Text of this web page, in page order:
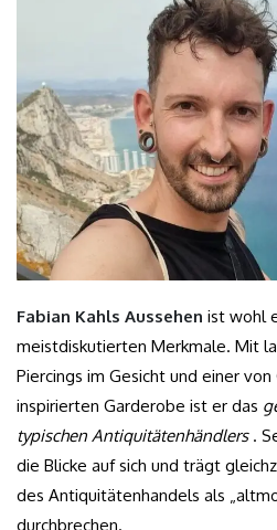
Fabian Kahls Aussehen ist wohl
meistdiskutierten Merkmale. Mit
Piercings im Gesicht und einer
inspirierten Garderobe ist er das
typischen Antiquitätenhändlers.
die Blicke auf sich und trägt
des Antiquitätenhandels als
durchbrechen.